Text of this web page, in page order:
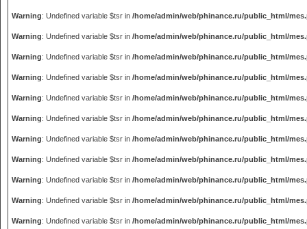
Warning: Undefined variable $tsr in /home/admin/web/phinance.ru/public_html/
Warning: Undefined variable $tsr in /home/admin/web/phinance.ru/public_html/
Warning: Undefined variable $tsr in /home/admin/web/phinance.ru/public_html/
Warning: Undefined variable $tsr in /home/admin/web/phinance.ru/public_html/
Warning: Undefined variable $tsr in /home/admin/web/phinance.ru/public_html/
Warning: Undefined variable $tsr in /home/admin/web/phinance.ru/public_html/
Warning: Undefined variable $tsr in /home/admin/web/phinance.ru/public_html/
Warning: Undefined variable $tsr in /home/admin/web/phinance.ru/public_html/
Warning: Undefined variable $tsr in /home/admin/web/phinance.ru/public_html/
Warning: Undefined variable $tsr in /home/admin/web/phinance.ru/public_html/
Warning: Undefined variable $tsr in /home/admin/web/phinance.ru/public_html/